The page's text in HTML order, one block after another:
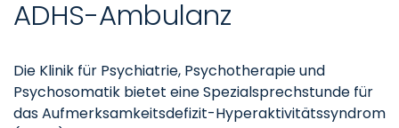
ADHS-Ambulanz
Die Klinik für Psychiatrie, Psychotherapie und
Psychosomatik bietet eine Spezialsprechstunde für
das Aufmerksamkeitsdefizit-Hyperaktivitätssyndrom